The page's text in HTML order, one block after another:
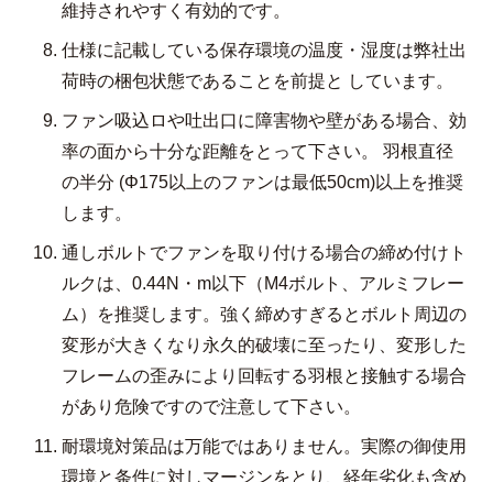
維持されやすく有効的です。
仕様に記載している保存環境の温度・湿度は弊社出
荷時の梱包状態であることを前提と しています。
ファン吸込ロや吐出口に障害物や壁がある場合、効
率の面から十分な距離をとって下さい。 羽根直径
の半分 (Φ175以上のファンは最低50cm)以上を推奨
します。
通しボルトでファンを取り付ける場合の締め付けト
ルクは、0.44N・m以下（M4ボルト、アルミフレー
ム）を推奨します。強く締めすぎるとボルト周辺の
変形が大きくなり永久的破壊に至ったり、変形した
フレームの歪みにより回転する羽根と接触する場合
があり危険ですので注意して下さい。
耐環境対策品は万能ではありません。実際の御使用
環境と条件に対しマージンをとり、経年劣化も含め